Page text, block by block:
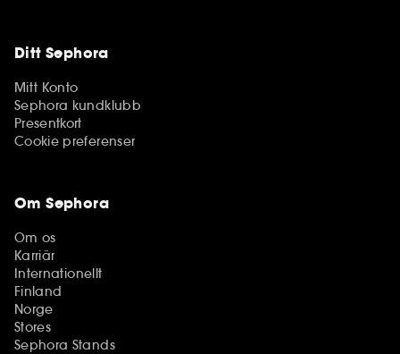
Ditt Sephora
Mitt Konto
Sephora kundklubb
Presentkort
Cookie preferenser
Om Sephora
Om os
Karriär
Internationellt
Finland
Norge
Stores
Sephora Stands